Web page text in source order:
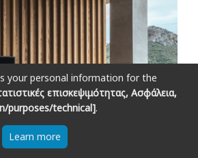
your personal information for the
επισκεψιμότητας, Ασφάλεια,
purposes/technical].
Learn more